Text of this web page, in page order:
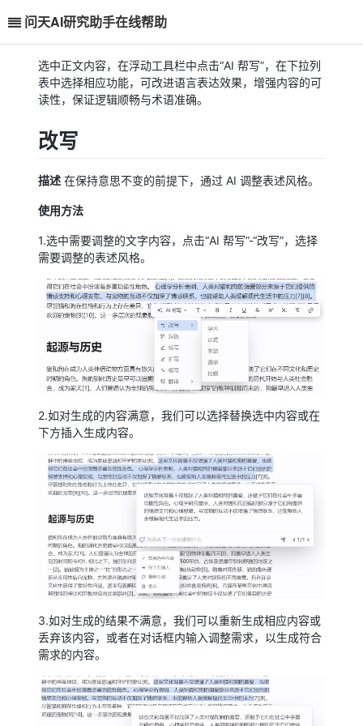
问天AI研究助手在线帮助
选中正文内容，在浮动工具栏中点击“AI 帮写”，在下拉列
表中选择相应功能，可改进语言表达效果，增强内容的可
读性，保证逻辑顺畅与术语准确。
改写
描述 在保持意思不变的前提下，通过 AI 调整表述风格。
使用方法
1.选中需要调整的文字内容，点击“AI 帮写”-“改写”，选择
需要调整的表述风格。
2.如对生成的内容满意，我们可以选择替换选中内容或在
下方插入生成内容。
3.如对生成的结果不满意，我们可以重新生成相应内容或
丢弃该内容，或者在对话框内输入调整需求，以生成符合
需求的内容。